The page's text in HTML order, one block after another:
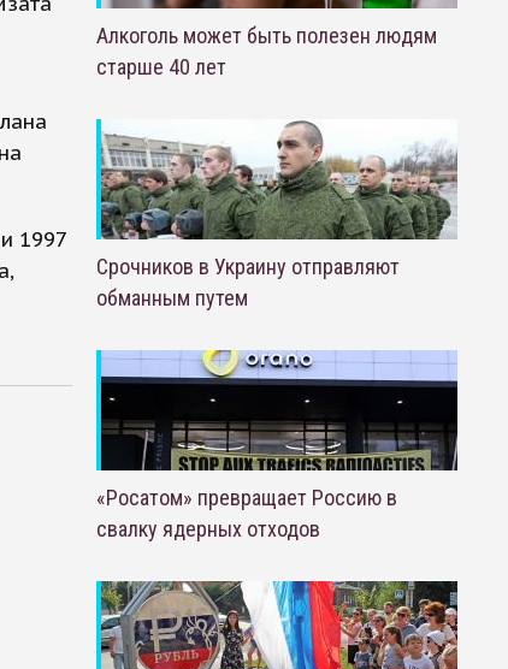
1997
Алкоголь может быть полезен людям
старше 40 лет
Срочников в Украину отправляют
обманным путем
«Росатом» превращает Россию в
свалку ядерных отходов